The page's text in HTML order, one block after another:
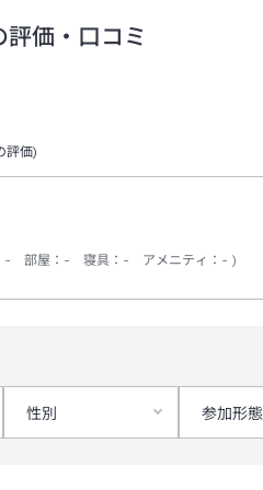
価・口コミ
評価)
- 部屋 ： - 寝具 ： - アメニティ ： -
性別 参加形態